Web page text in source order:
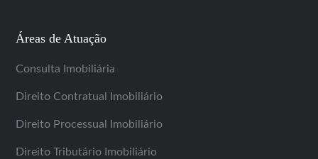
Áreas de Atuação
Consulta Imobiliária
Direito Contratual Imobiliário
Direito Processual Imobiliário
Direito Tributário Imobiliário